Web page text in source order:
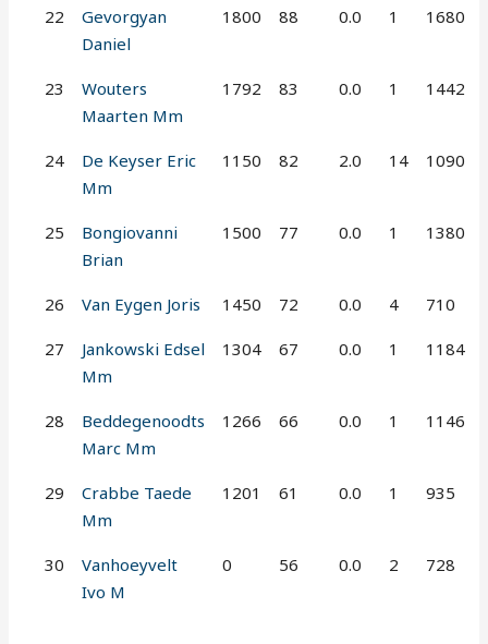
22
Gevorgyan
Daniel
1800 88 0.0 1 1680
23
Wouters
Maarten Mm
1792 83 0.0 1 1442
24
De Keyser Eric
Mm
1150 82 2.0 14 1090
25
Bongiovanni
Brian
1500 77 0.0 1 1380
26 Van Eygen Joris 1450 72 0.0 4 710
27
Jankowski Edsel
Mm
1304 67 0.0 1 1184
28
Beddegenoodts
Marc Mm
1266 66 0.0 1 1146
29
Crabbe Taede
Mm
1201 61 0.0 1 935
30
Vanhoeyvelt
Ivo M
0 56 0.0 2 728